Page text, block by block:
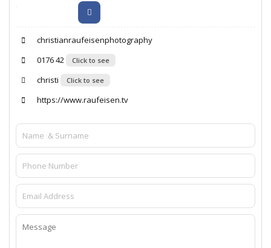
christianraufeisenphotography
0176 42
Click to see
christi Click to see
https://www.raufeisen.tv